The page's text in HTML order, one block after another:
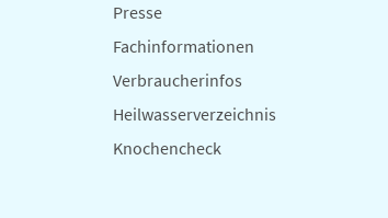
Presse
Fachinformationen
Verbraucherinfos
Heilwasserverzeichnis
Knochencheck